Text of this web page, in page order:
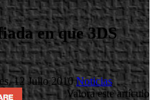
en que 3DS
12 Julio 2010Noticias
Valora este artículo